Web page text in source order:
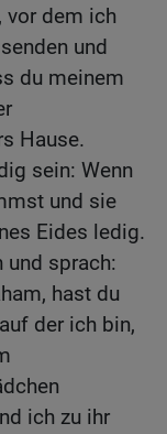
vor dem ich
und
du meinem
Hause.
sein: Wenn
und sie
Eides ledig.
und sprach:
hast du
der ich bin,
ich zu ihr